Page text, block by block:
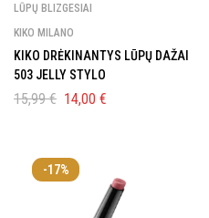
LŪPŲ BLIZGESIAI
KIKO MILANO
KIKO DRĖKINANTYS LŪPŲ DAŽAI
503 JELLY STYLO
15,99€ 14,00 €
-17%